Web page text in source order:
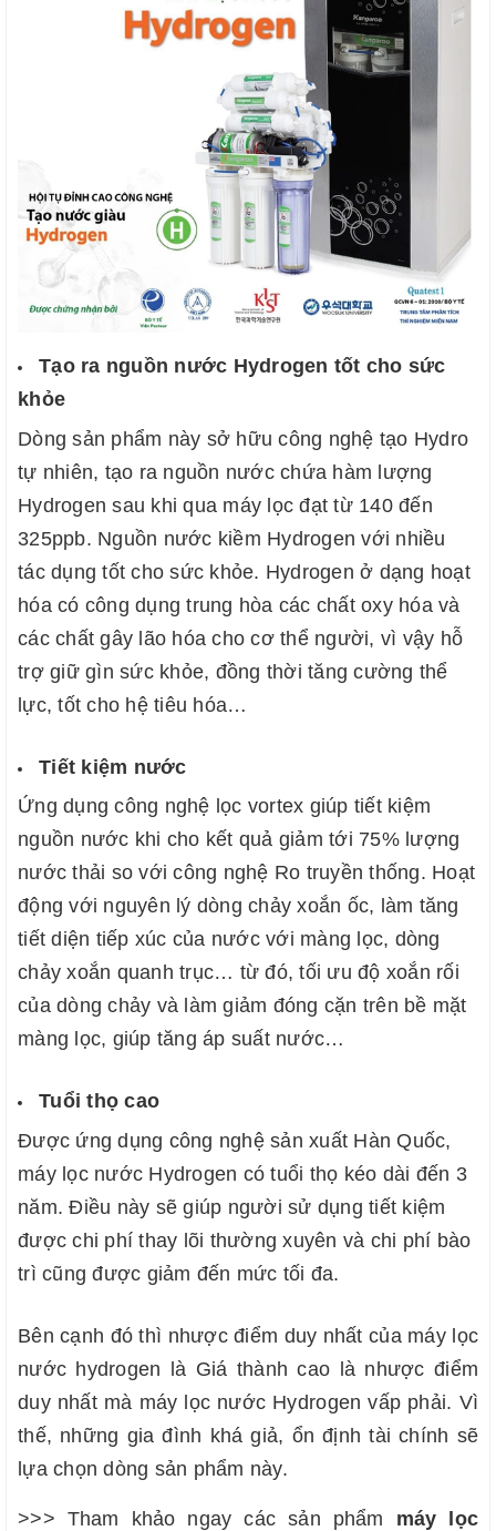
Tạo ra nguồn nước Hydrogen tốt cho sức
khỏe
Dòng sản phẩm này sở hữu công nghệ tạo Hydro
tự nhiên, tạo ra nguồn nước chứa hàm lượng
Hydrogen sau khi qua máy lọc đạt từ 140 đến
325ppb. Nguồn nước kiềm Hydrogen với nhiều
tác dụng tốt cho sức khỏe. Hydrogen ở dạng hoạt
hóa có công dụng trung hòa các chất oxy hóa và
các chất gây lão hóa cho cơ thể người, vì vậy hỗ
trợ giữ gìn sức khỏe, đồng thời tăng cường thể
lực, tốt cho hệ tiêu hóa…
Tiết kiệm nước
Ứng dụng công nghệ lọc vortex giúp tiết kiệm
nguồn nước khi cho kết quả giảm tới 75% lượng
nước thải so với công nghệ Ro truyền thống. Hoạt
động với nguyên lý dòng chảy xoắn ốc, làm tăng
tiết diện tiếp xúc của nước với màng lọc, dòng
chảy xoắn quanh trục… từ đó, tối ưu độ xoắn rối
của dòng chảy và làm giảm đóng cặn trên bề mặt
màng lọc, giúp tăng áp suất nước…
Tuổi thọ cao
Được ứng dụng công nghệ sản xuất Hàn Quốc,
máy lọc nước Hydrogen có tuổi thọ kéo dài đến 3
năm. Điều này sẽ giúp người sử dụng tiết kiệm
được chi phí thay lõi thường xuyên và chi phí bào
trì cũng được giảm đến mức tối đa.
Bên cạnh đó thì nhược điểm duy nhất của máy lọc
nước hydrogen là Giá thành cao là nhược điểm
duy nhất mà máy lọc nước Hydrogen vấp phải. Vì
thế, những gia đình khá giả, ổn định tài chính sẽ
lựa chọn dòng sản phẩm này.
>>> Tham khảo ngay các sản phẩm máy lọc